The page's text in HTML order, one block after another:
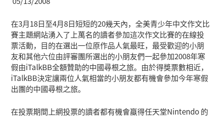
在3月18日至4月8日短短的20幾天內，全美青少年中文作文比
賽主題網站湧入了上萬名的讀者參加這次作文比賽的在線投
票活動，目的在選出一位原作品人氣最旺，最受歡迎的小朋
友和其他六位由評審團所選出的小朋友們一起參加2008年寒
假由iTalkBB全額贊助的中國尋根之旅。由於得獎票數相近，
iTalkBB決定讓兩位人氣相當的小朋友都有機會參加今年寒假
出團的中國尋根之旅。
在投票期間上網投票的讀者都有機會蠃得任天堂Nintendo 的